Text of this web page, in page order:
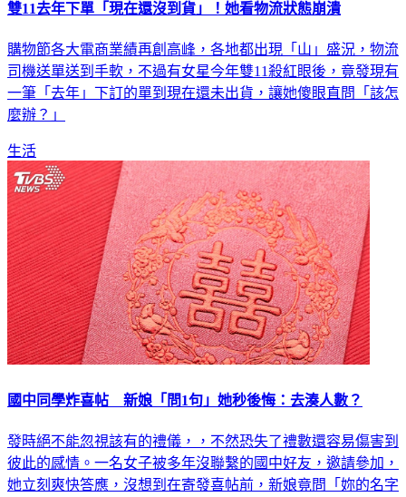
雙11去年下單「現在還沒到貨」！她看物流狀態崩潰
購物節各大電商業績再創高峰，各地都出現「山」盛況，物流
司機送單送到手軟，不過有女星今年雙11殺紅眼後，竟發現有
一筆「去年」下訂的單到現在還未出貨，讓她傻眼直問「該怎
麼辦？」
生活
國中同學炸喜帖 新娘「問1句」她秒後悔：去湊人數？
發時絕不能忽視該有的禮儀，，不然恐失了禮數還容易傷害到
彼此的感情。一名女子被多年沒聯繫的國中好友，邀請參加，
她立刻爽快答應，沒想到在寄發喜帖前，新娘竟問「妳的名字